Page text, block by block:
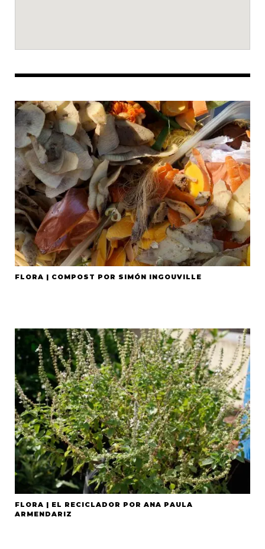
FLORA | COMPOST POR SIMÓN INGOUVILLE
FLORA | EL RECICLADOR POR ANA PAULA
ARMENDARIZ